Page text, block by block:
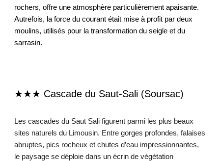
rochers, offre une atmosphère particulièrement apaisante.
Autrefois, la force du courant était mise à profit par deux
moulins, utilisés pour la transformation du seigle et du
sarrasin.
★★★ Cascade du Saut-Sali (Soursac)
Les cascades du Saut Sali figurent parmi les plus beaux
sites naturels du Limousin. Entre gorges profondes, falaises
abruptes, pics rocheux et chutes d’eau impressionnantes,
le paysage se déploie dans un écrin de végétation